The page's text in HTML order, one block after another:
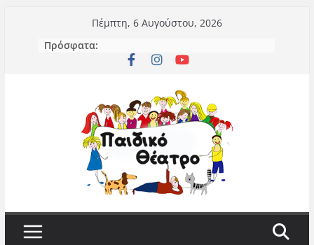
περιεχόμενο
Πέμπτη, 6 Αυγούστου, 2026
Πρόσφατα: